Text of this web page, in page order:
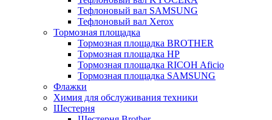
Тефлоновый вал SAMSUNG
Тефлоновый вал Xerox
Тормозная площадка
Тормозная площадка BROTHER
Тормозная площадка HP
Тормозная площадка RICOH Aficio
Тормозная площадка SAMSUNG
Флажки
Химия для обслуживания техники
Шестерня